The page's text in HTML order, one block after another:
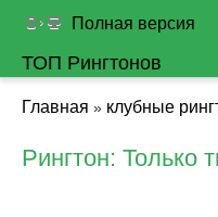
Полная версия
ТОП Рингтонов
Главная » клубные
Рингтон: Только